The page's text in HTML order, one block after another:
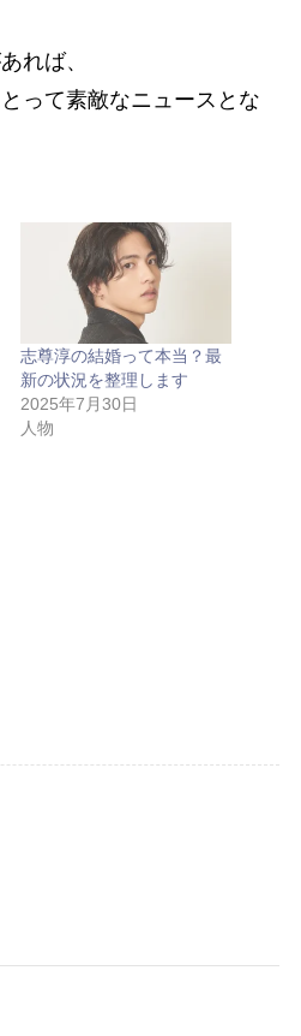
れば、
って素敵なニュースとな
志尊淳の結婚って本当？最
新の状況を整理します
2025年7月30日
人物